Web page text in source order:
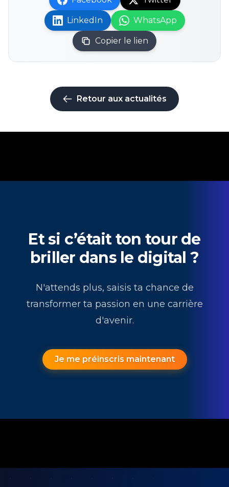
LinkedIn WhatsApp
Copier le lien
Retour aux actualités
Et si c’était ton tour de
briller dans le digital ?
N'attends plus, saisis ta chance de
transformer ta passion en une carrière
d'avenir.
Je me préinscris maintenant